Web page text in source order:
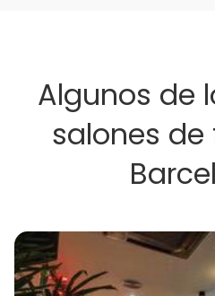
Algunos de
salones